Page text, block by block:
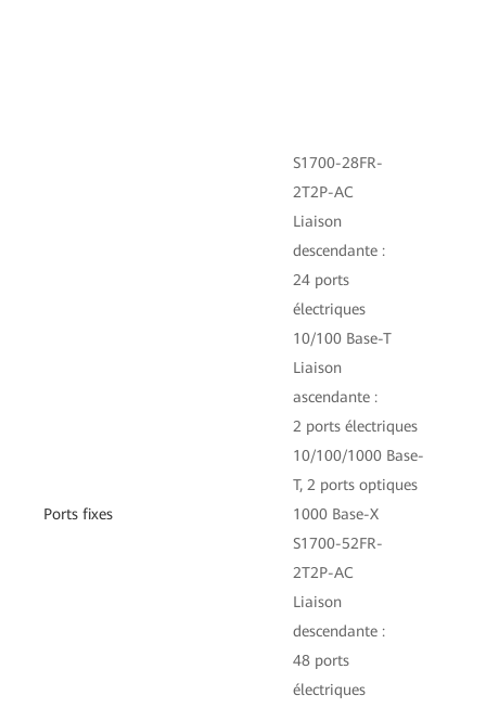
Ports fixes
S1700-28FR-
2T2P-AC
Liaison
descendante :
24 ports
électriques
10/100 Base-T
Liaison
ascendante :
2 ports électriques
10/100/1000 Base-
T, 2 ports optiques
1000 Base-X
S1700-52FR-
2T2P-AC
Liaison
descendante :
48 ports
électriques